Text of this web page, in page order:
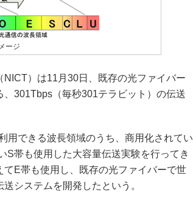
ージ
）は11月30日、既存の光ファイバー
301Tbps（毎秒301テラビット）の伝送
できる波長領域のうち、商用化されてい
S帯も使用した大容量伝送実験を行ってき
E帯も使用し、既存の光ファイバーで世
システムを開発したという。